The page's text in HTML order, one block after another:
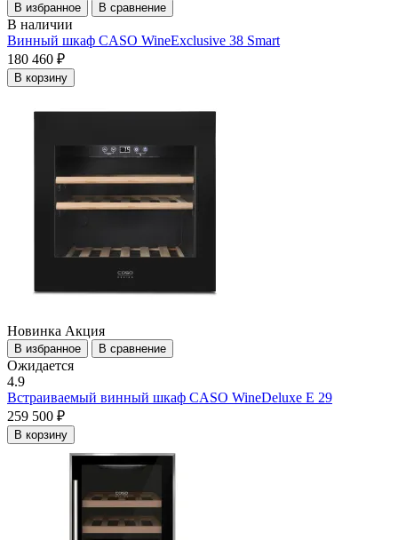
В избранное В сравнение
В наличии
Винный шкаф CASO WineExclusive 38 Smart
180 460 ₽
В корзину
Новинка Акция
В избранное В сравнение
Ожидается
4.9
Встраиваемый винный шкаф CASO WineDeluxe E 29
259 500 ₽
В корзину